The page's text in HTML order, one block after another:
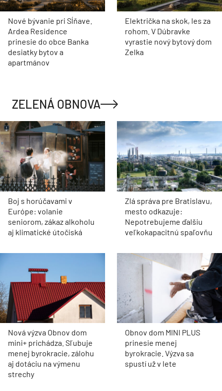
Nové bývanie pri Sĺňave.
Ardea Residence
prinesie do obce Banka
desiatky bytov a
apartmánov
Električka na skok, les za
rohom. V Dúbravke
vyrastie nový bytový dom
Zelka
ZELENÁ OBNOVA
Boj s horúčavami v
Európe: volanie
seniorom, zákaz alkoholu
aj klimatické útočiská
Zlá správa pre Bratislavu,
mesto odkazuje:
Nepotrebujeme ďalšiu
veľkokapacitnú spaľovňu
Nová výzva Obnov dom
mini+ prichádza. Sľubuje
menej byrokracie, zálohu
aj dotáciu na výmenu
strechy
Obnov dom MINI PLUS
prinesie menej
byrokracie. Výzva sa
spustí už v lete